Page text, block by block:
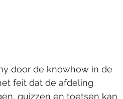
door de knowhow in de
feit dat de afdeling
quizzen en toetsen kan